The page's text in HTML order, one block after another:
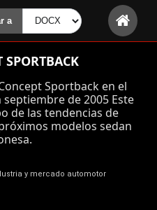
Sportback en el
de 2005 Este
de las tendencias de
modelos sedan
y mercado automotor